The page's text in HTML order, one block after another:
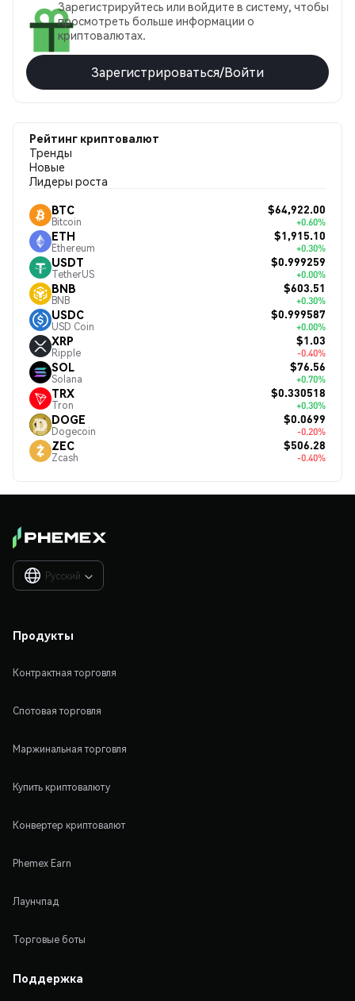
Зарегистрируйтесь или войдите в систему, чтобы
просмотреть больше информации о
криптовалютах.
Зарегистрироваться/Войти
Рейтинг криптовалют
Тренды
Новые
Лидеры роста
BTC
Bitcoin
$64,922.00
+0.60%
ETH
Ethereum
$1,915.10
+0.30%
USDT
TetherUS
$0.999259
+0.00%
BNB
BNB
$603.51
+0.30%
USDC
USD Coin
$0.999587
+0.00%
XRP
Ripple
$1.03
-0.40%
SOL
Solana
$76.56
+0.70%
TRX
Tron
$0.330518
+0.30%
DOGE
Dogecoin
$0.0699
-0.20%
ZEC
Zcash
$506.28
-0.40%
Русский 
Продукты
Контрактная торговля
Спотовая торговля
Маржинальная торговля
Купить криптовалюту
Конвертер криптовалют
Phemex Earn
Лаунчпад
Торговые боты
Поддержка